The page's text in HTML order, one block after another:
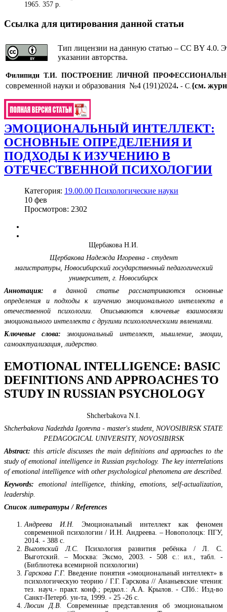
1965. 357 p.
Ссылка для цитирования данной статьи
Тип лицензии на данную статью – CC BY 4.0.
указании авторства.
Филипиди Т.И. ПОСТРОЕНИЕ ЛИЧНОЙ
современной науки и образования №4 (191)2024. - С. {см.
ЭМОЦИОНАЛЬНЫЙ ИНТЕЛЛЕКТ:
ОСНОВНЫЕ ОПРЕДЕЛЕНИЯ И
ПОДХОДЫ К ИЗУЧЕНИЮ В
ОТЕЧЕСТВЕННОЙ ПСИХОЛОГИИ
Категория: 19.00.00 Психологические науки
10 фев
Просмотров: 2302
Щербакова Н.И.
Щербакова Надежда Игоревна - студент
магистратуры, Новосибирский государственный педагогический
университет, г. Новосибирск
Аннотация: в данной статье рассматриваются основные
определения и подходы к изучению эмоционального интеллекта в
отечественной психологии. Описываются ключевые взаимосвязи
эмоционального интеллекта с другими психологическими явлениями.
Ключевые слова: эмоциональный интеллект, мышление, эмоции,
самоактуализация, лидерство.
EMOTIONAL INTELLIGENCE: BASIC
DEFINITIONS AND APPROACHES TO
STUDY IN RUSSIAN PSYCHOLOGY
Shcherbakova N.I.
Shcherbakova Nadezhda Igorevna - master's student, NOVOSIBIRSK STATE
PEDAGOGICAL UNIVERSITY, NOVOSIBIRSK
Abstract: this article discusses the main definitions and approaches to the
study of emotional intelligence in Russian psychology. The key interrelations
of emotional intelligence with other psychological phenomena are described.
Keywords: emotional intelligence, thinking, emotions, self-actualization,
leadership.
Список литературы / References
Андреева И.Н.
Эмоциональный интеллект как феномен
современной психологии / И.Н. Андреева. – Новополоцк: ПГУ,
2014. - 388 с.
Выготский Л.С.
Психология развития ребёнка / Л. С.
Выготский. – Москва: Эксмо, 2003. - 508 с.: ил., табл. -
(Библиотека всемирной психологии)
Гарскова Г.Г. Введение понятия «эмоциональный интеллект» в
психологическую теорию / Г.Г. Гарскова // Ананьевские чтения:
тез. науч.- практ. конф.; редкол.: А.А. Крылов. - СПб.: Изд-во
Санкт-Петерб. ун-та, 1999. - 25 -26 с.
Люсин Д.В.
Современные представления об эмоциональном